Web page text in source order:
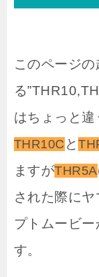
このページの
る
はちょっと違
THR10C と
ますがTHR5A
された際に
プトムービ
す。